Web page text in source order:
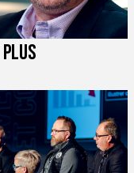
plus